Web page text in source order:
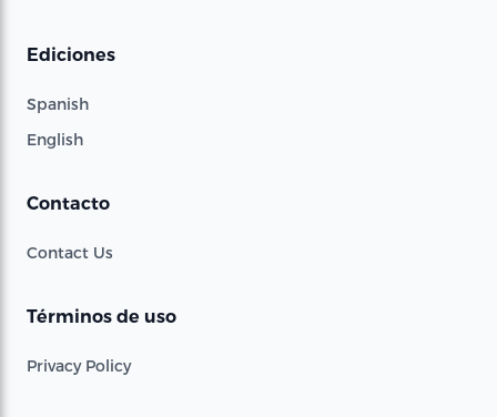
Ediciones
Spanish
English
Contacto
Contact Us
Términos de uso
Privacy Policy